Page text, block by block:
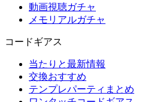
動画視聴ガチャ
メモリアルガチャ
コードギアス
当たりと最新情報
交換おすすめ
テンプレパーティまとめ